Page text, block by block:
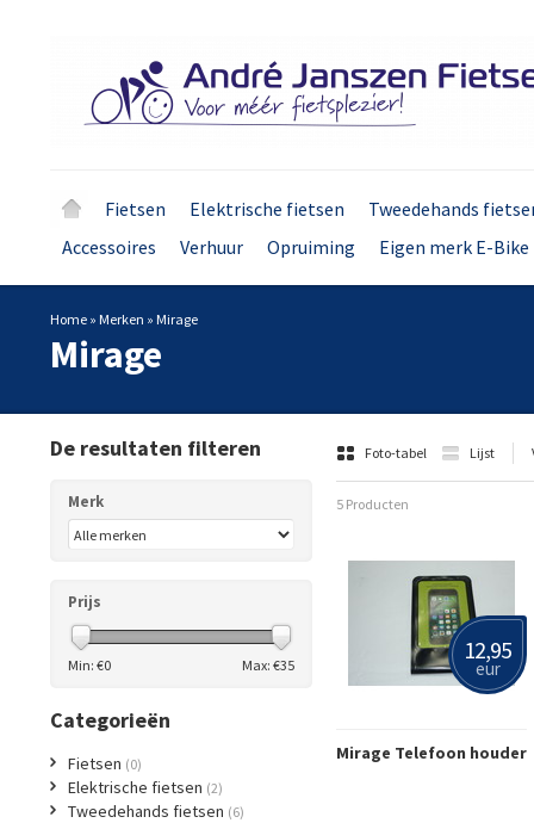
Fietsen Elektrische fietsen
Tweedehands
Accessoires
Verhuur Opruiming Eigen merk E-
Home » Merken » Mirage
Mirage
Foto-tabel Lijst
5 Producten
12,95
eur
Mirage Telefoon houder
De resultaten filteren
Merk
Prijs
Min: €0 Max: €35
Categorieën
Fietsen (0)
Elektrische fietsen (2)
Tweedehands fietsen (6)